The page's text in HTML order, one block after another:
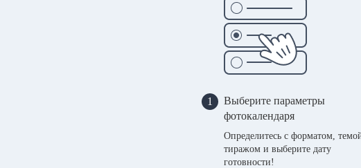
1
Выберите параметры
фотокалендаря
Определитесь с форматом,
тиражом и выберите дату
готовности!